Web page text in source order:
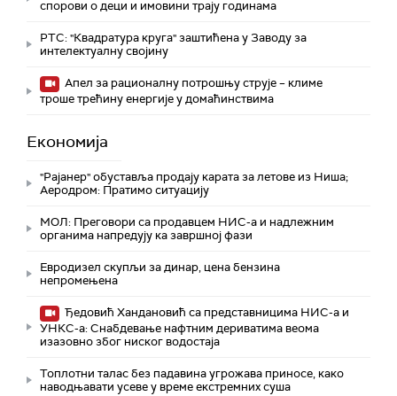
спорови о деци и имовини трају годинама
РТС: "Квадратура круга" заштићена у Заводу за
интелектуалну својину
Апел за рационалну потрошњу струје – климе
троше трећину енергије у домаћинствима
Економија
"Рајанер" обуставља продају карата за летове из Ниша;
Аеродром: Пратимо ситуацију
МОЛ: Преговори са продавцем НИС-а и надлежним
органима напредују ка завршној фази
Евродизел скупљи за динар, цена бензина
непромењена
Ђедовић Хандановић са представницима НИС-а и
УНКС-а: Снабдевање нафтним дериватима веома
изазовно због ниског водостаја
Топлотни талас без падавина угрожава приносе, како
наводњавати усеве у време екстремних суша